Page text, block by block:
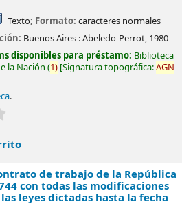
Texto; Formato: caracteres normales
Buenos Aires :Abeledo-Perrot, 1980
disponibles para préstamo: Biblioteca
la Nación (1) Signatura topográfica:AGN
.
de trabajo de la República
con todas las modificaciones
leyes dictadas hasta la fecha